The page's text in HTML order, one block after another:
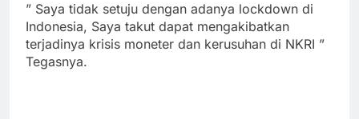
” Saya tidak setuju dengan adanya lockdown di
Indonesia, Saya takut dapat mengakibatkan
terjadinya krisis moneter dan kerusuhan di NKRI ”
Tegasnya.